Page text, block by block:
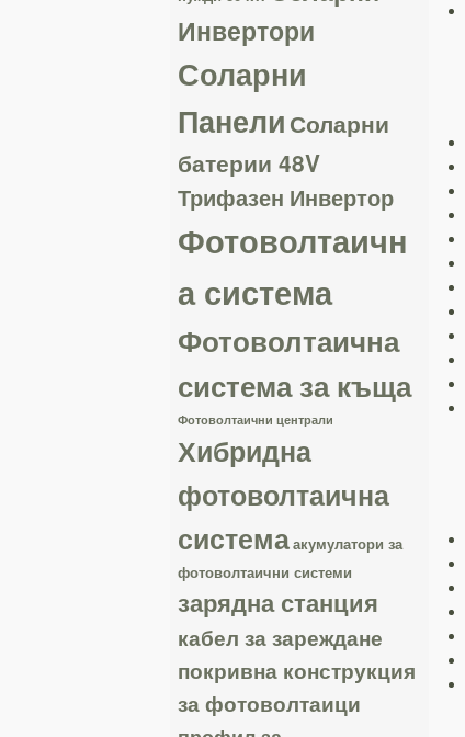
Инвертори
Соларни
Панели Соларни
батерии 48V
Трифазен Инвертор
Фотоволтаичн
а система
Фотоволтаична
система за къща
Фотоволтаични централи
Хибридна
фотоволтаична
системаакумулатори за
фотоволтаични системи
зарядна станция
кабел за зареждане
покривна конструкция
за фотоволтаици